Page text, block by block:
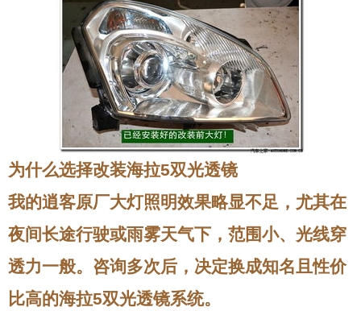
为什么选择改装海拉5双光透镜
我的逍客原厂大灯照明效果略显不足，尤其在
夜间长途行驶或雨雾天气下，范围小、光线穿
透力一般。咨询多次后，决定换成知名且性价
比高的海拉5双光透镜系统。